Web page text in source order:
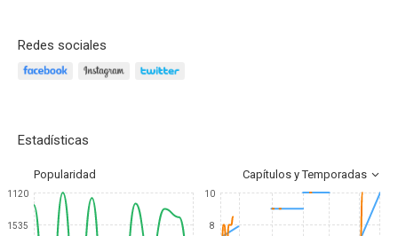
Redes sociales
Estadísticas
Popularidad Capítulos y Temporadas
1120
1535
10
8